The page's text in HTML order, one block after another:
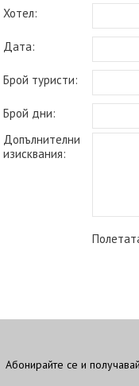
Хотел:
Дата:
Брой туристи:
Брой дни:
Допълнителни
изисквания:
Абонирайте се и